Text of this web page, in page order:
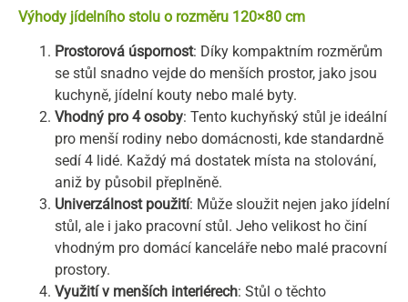
Výhody jídelního stolu o rozměru 120×80 cm
Prostorová úspornost: Díky kompaktním rozměrům
se stůl snadno vejde do menších prostor, jako jsou
kuchyně, jídelní kouty nebo malé byty.
Vhodný pro 4 osoby: Tento kuchyňský stůl je ideální
pro menší rodiny nebo domácnosti, kde standardně
sedí 4 lidé. Každý má dostatek místa na stolování,
aniž by působil přeplněně.
Univerzálnost použití: Může sloužit nejen jako jídelní
stůl, ale i jako pracovní stůl. Jeho velikost ho činí
vhodným pro domácí kanceláře nebo malé pracovní
prostory.
Využití v menších interiérech: Stůl o těchto